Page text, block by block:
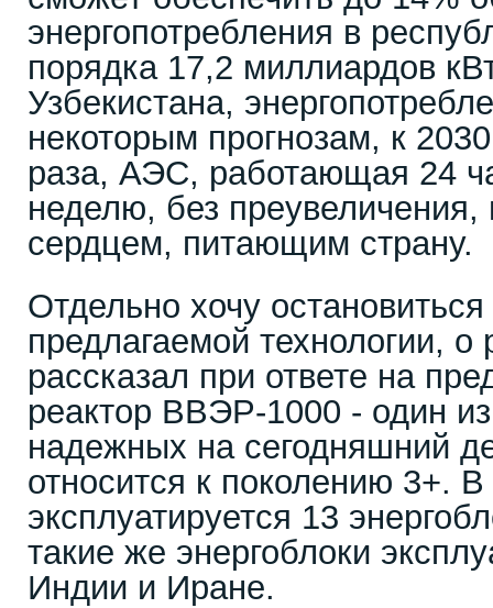
энергопотребления в
порядка 17,2 миллиардов
Узбекистана,
некоторым прогнозам, к
раза, АЭС, работающая 24
неделю, без
сердцем, питающим страну.
Отдельно хочу
предлагаемой технологии,
рассказал при ответе на
реактор ВВЭР-1000 - один
надежных на сегодняшний
относится к поколению 3+.
эксплуатируется 13
такие же энергоблоки
Индии и Иране.